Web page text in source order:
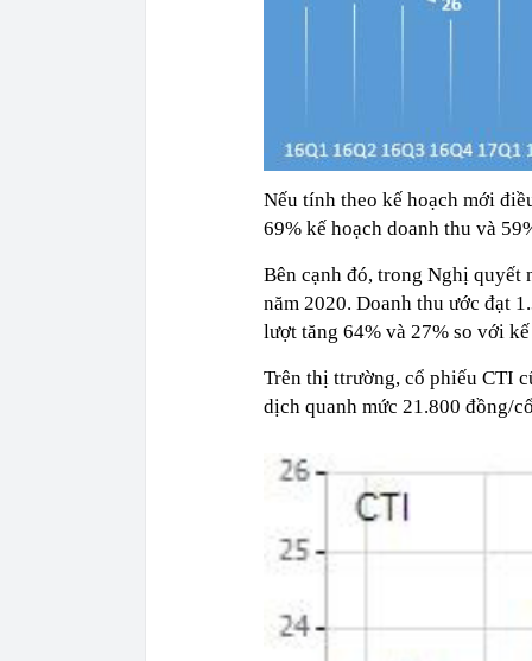
Nếu tính theo kế hoạch mới
69% kế hoạch doanh thu và
Bên cạnh đó, trong Nghị quyết
năm 2020. Doanh thu ước đạt
lượt tăng 64% và 27% so với
Trên thị ttrường, cổ phiếu CTI
dịch quanh mức 21.800 đồng/